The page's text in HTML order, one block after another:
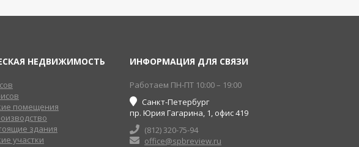
НЕДВИЖИМОСТЬ
помещения
здания
участки
ИНФОРМАЦИЯ ДЛЯ СВЯЗИ
Работаем ПН-ПТ 10:00 – 19:00
Санкт-Петербург
пр. Юрия Гагарина, 1, офис 419
(812) 320-75-94
office@spbreview.ru